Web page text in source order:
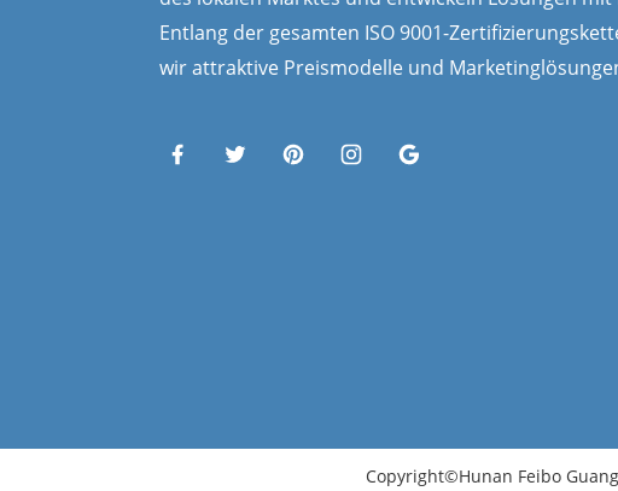
Entlang der gesamten ISO 9001-
wir attraktive Preismodelle und
Copyright©Hunan Feibo